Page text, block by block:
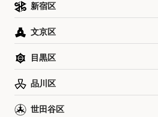
新宿区
文京区
目黒区
品川区
世田谷区